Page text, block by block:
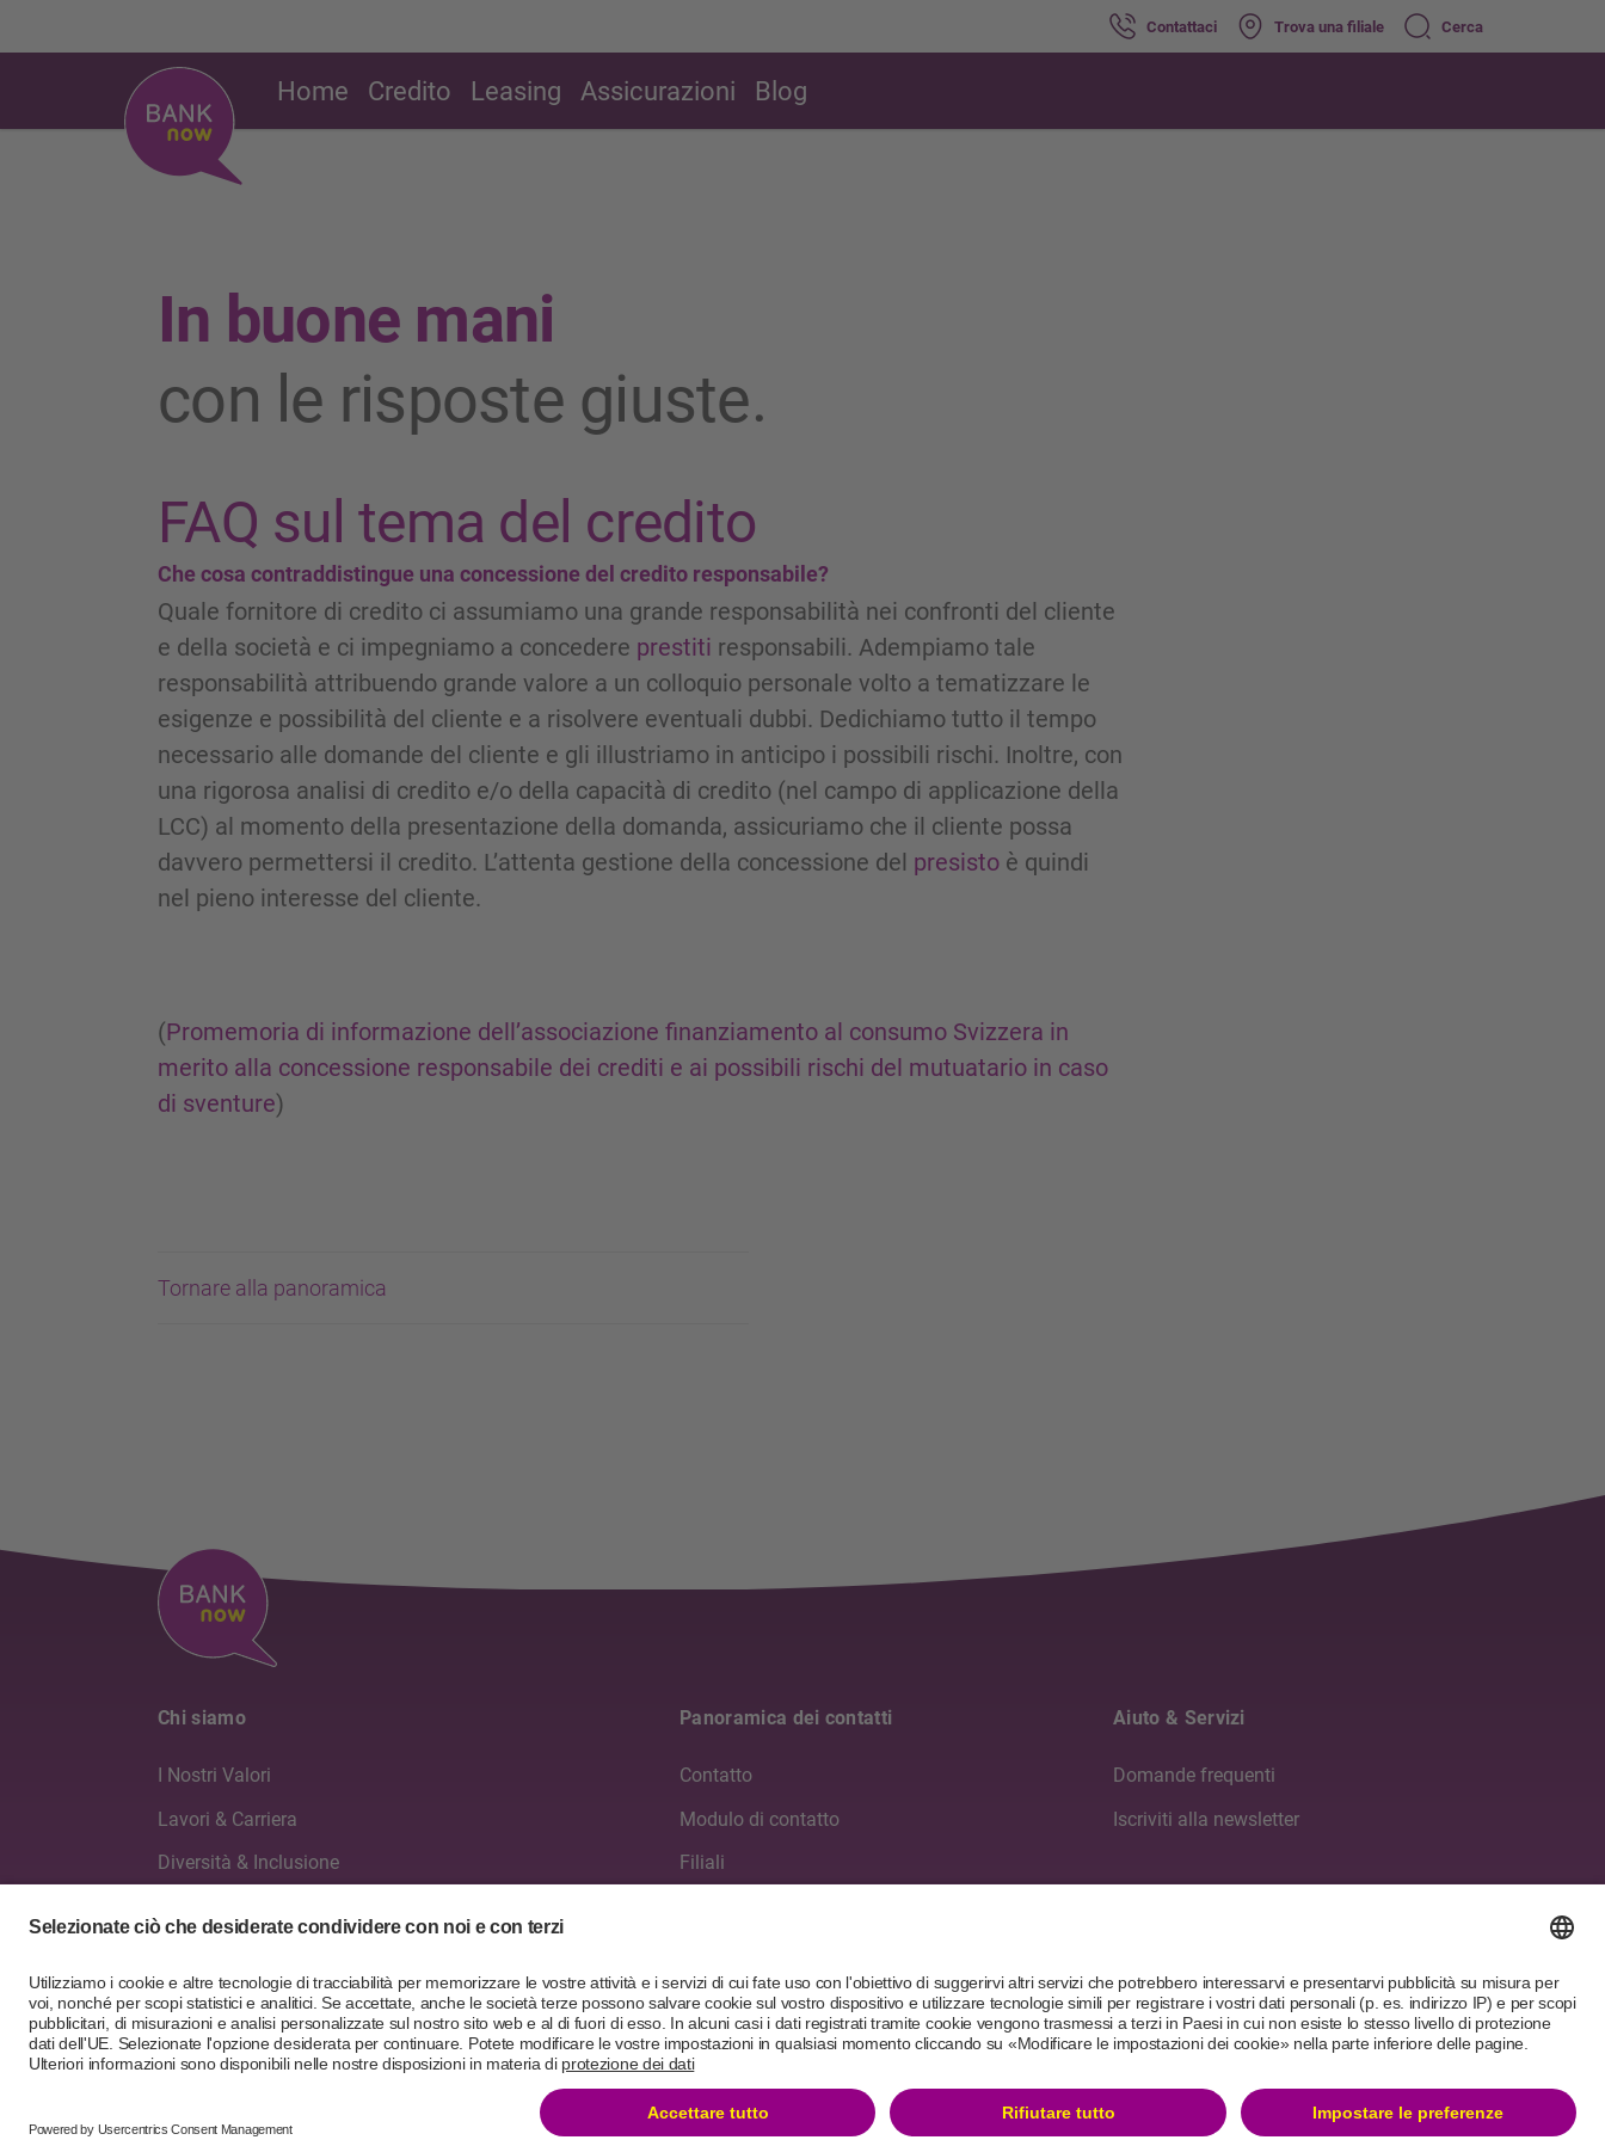
Contattaci Trova una filiale Cerca
Home Credito Leasing Assicurazioni Blog
In buone mani
con le risposte giuste.
FAQ sul tema del credito
Che cosa contraddistingue una concessione del credito responsabile?
Quale fornitore di credito ci assumiamo una grande responsabilità nei confronti del cliente
e della società e ci impegniamo a concedere prestiti responsabili. Adempiamo tale
responsabilità attribuendo grande valore a un colloquio personale volto a tematizzare le
esigenze e possibilità del cliente e a risolvere eventuali dubbi. Dedichiamo tutto il tempo
necessario alle domande del cliente e gli illustriamo in anticipo i possibili rischi. Inoltre, con
una rigorosa analisi di credito e/o della capacità di credito (nel campo di applicazione della
LCC) al momento della presentazione della domanda, assicuriamo che il cliente possa
davvero permettersi il credito. L’attenta gestione della concessione del presisto è quindi
nel pieno interesse del cliente.
(Promemoria di informazione dell’associazione finanziamento al consumo Svizzera in
merito alla concessione responsabile dei crediti e ai possibili rischi del mutuatario in caso
di sventure)
Tornare alla panoramica
Chi siamo
I Nostri Valori
Lavori & Carriera
Diversità & Inclusione
Panoramica dei contatti
Contatto
Modulo di contatto
Filiali
Aiuto & Servizi
Domande frequenti
Iscriviti alla newsletter
© 2026 BANK-now Dichiarazione sulla protezione dei dati e condizioni di utilizzo Sigla editoriale
Seguici